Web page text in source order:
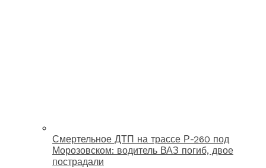
Смертельное ДТП на трассе Р-260 под
Морозовском: водитель ВАЗ погиб, двое
пострадали